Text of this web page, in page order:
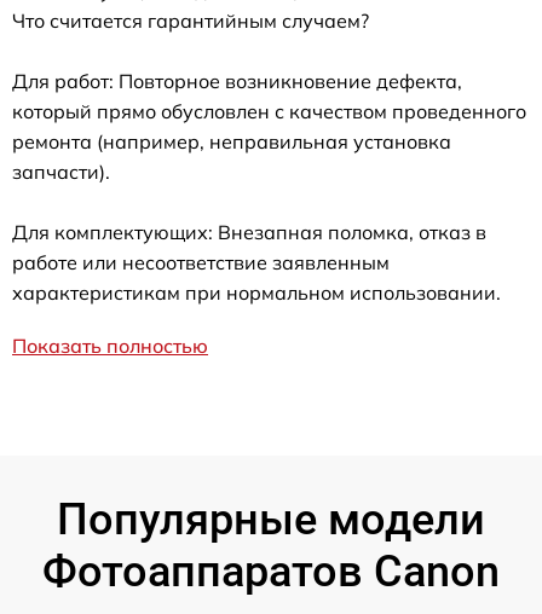
Что считается гарантийным случаем?
Для работ: Повторное возникновение дефекта,
который прямо обусловлен с качеством проведенного
ремонта (например, неправильная установка
запчасти).
Для комплектующих: Внезапная поломка, отказ в
работе или несоответствие заявленным
характеристикам при нормальном использовании.
Показать полностью
Популярные модели
Фотоаппаратов Canon